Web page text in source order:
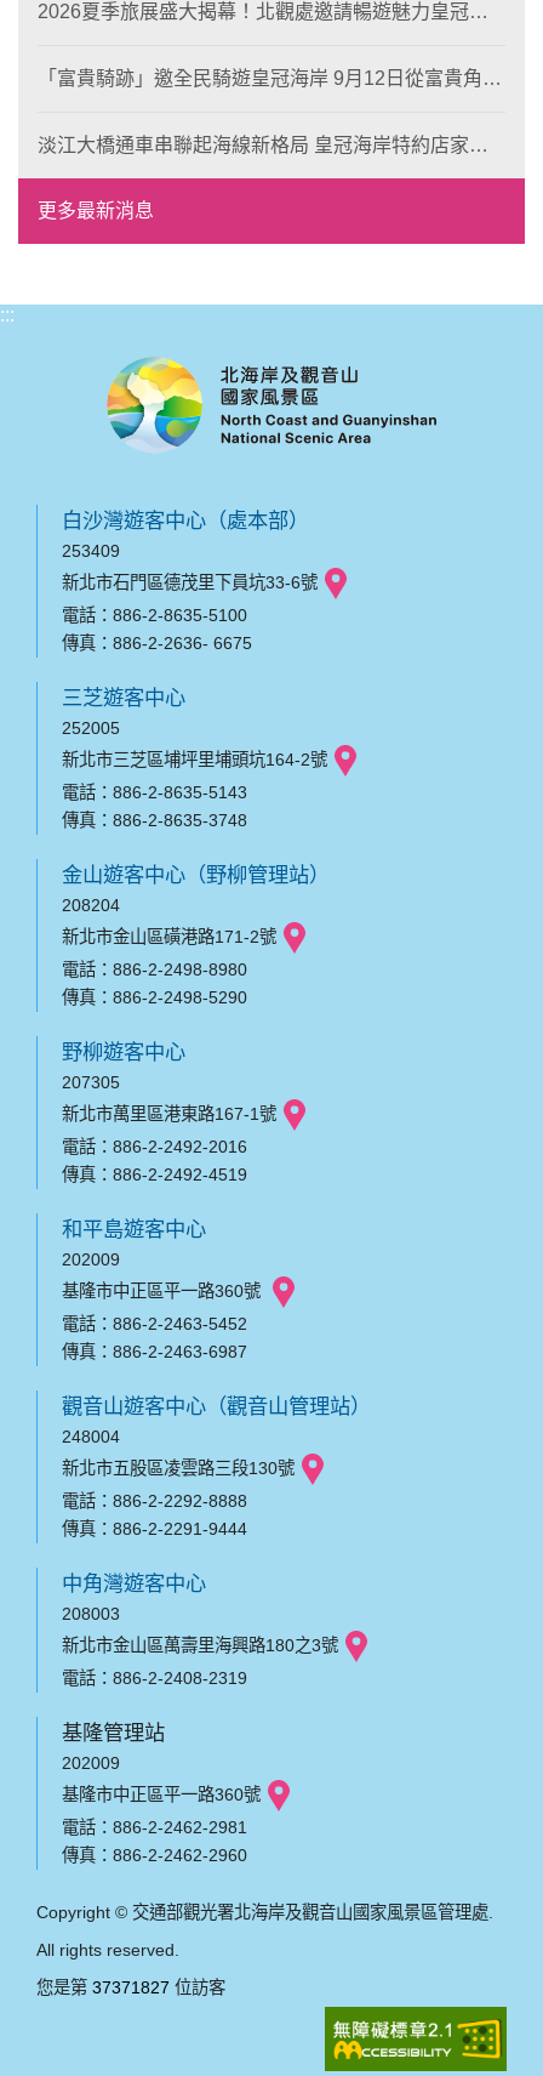
2026夏季旅展盛大揭幕！北觀處邀請暢遊魅力皇冠海
「富貴騎跡」邀全民騎遊皇冠海岸 9月12日從富貴角出
淡江大橋通車串聯起海線新格局 皇冠海岸特約店家、
風格形塑即日起開放報名
更多最新消息
:::
白沙灣遊客中心（處本部）
253409
新北市石門區德茂里下員坑33-6號
電話：886-2-8635-5100
傳真：886-2-2636- 6675
三芝遊客中心
252005
新北市三芝區埔坪里埔頭坑164-2號
電話：886-2-8635-5143
傳真：886-2-8635-3748
金山遊客中心（野柳管理站）
208204
新北市金山區磺港路171-2號
電話：886-2-2498-8980
傳真：886-2-2498-5290
野柳遊客中心
207305
新北市萬里區港東路167-1號
電話：886-2-2492-2016
傳真：886-2-2492-4519
和平島遊客中心
202009
基隆市中正區平一路360號
電話：886-2-2463-5452
傳真：886-2-2463-6987
觀音山遊客中心（觀音山管理站）
248004
新北市五股區凌雲路三段130號
電話：886-2-2292-8888
傳真：886-2-2291-9444
中角灣遊客中心
208003
新北市金山區萬壽里海興路180之3號
電話：886-2-2408-2319
基隆管理站
202009
基隆市中正區平一路360號
電話：886-2-2462-2981
傳真：886-2-2462-2960
Copyright © 交通部觀光署北海岸及觀音山國家風景區管理處.
All rights reserved.
您是第 37371827 位訪客